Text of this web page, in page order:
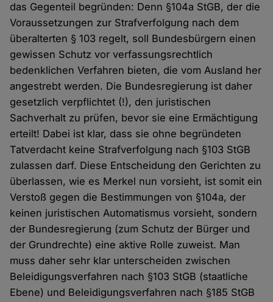
das Gegenteil begründen: Denn §104a StGB, der die
Voraussetzungen zur Strafverfolgung nach dem
überalterten § 103 regelt, soll Bundesbürgern einen
gewissen Schutz vor verfassungsrechtlich
bedenklichen Verfahren bieten, die vom Ausland her
angestrebt werden. Die Bundesregierung ist daher
gesetzlich verpflichtet (!), den juristischen
Sachverhalt zu prüfen, bevor sie eine Ermächtigung
erteilt! Dabei ist klar, dass sie ohne begründeten
Tatverdacht keine Strafverfolgung nach §103 StGB
zulassen darf. Diese Entscheidung den Gerichten zu
überlassen, wie es Merkel nun vorsieht, ist somit ein
Verstoß gegen die Bestimmungen von §104a, der
keinen juristischen Automatismus vorsieht, sondern
der Bundesregierung (zum Schutz der Bürger und
der Grundrechte) eine aktive Rolle zuweist. Man
muss daher sehr klar unterscheiden zwischen
Beleidigungsverfahren nach §103 StGB (staatliche
Ebene) und Beleidigungsverfahren nach §185 StGB